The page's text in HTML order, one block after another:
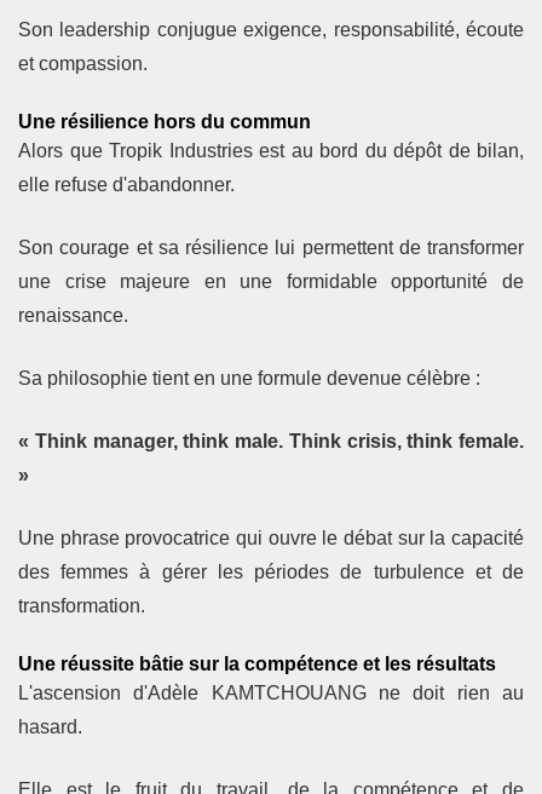
Son leadership conjugue exigence, responsabilité, écoute
et compassion.
Une résilience hors du commun
Alors que Tropik Industries est au bord du dépôt de bilan,
elle refuse d'abandonner.
Son courage et sa résilience lui permettent de transformer
une crise majeure en une formidable opportunité de
renaissance.
Sa philosophie tient en une formule devenue célèbre :
« Think manager, think male. Think crisis, think female.
»
Une phrase provocatrice qui ouvre le débat sur la capacité
des femmes à gérer les périodes de turbulence et de
transformation.
Une réussite bâtie sur la compétence et les résultats
L'ascension d'Adèle KAMTCHOUANG ne doit rien au
hasard.